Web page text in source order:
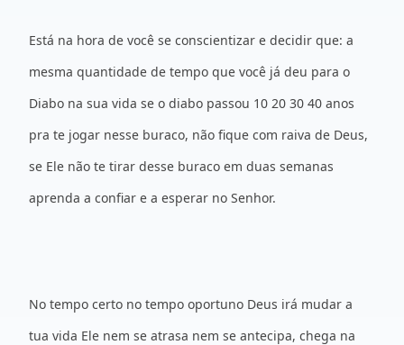
Está na hora de você se conscientizar e decidir que: a
mesma quantidade de tempo que você já deu para o
Diabo na sua vida se o diabo passou 10 20 30 40 anos
pra te jogar nesse buraco, não fique com raiva de Deus,
se Ele não te tirar desse buraco em duas semanas
aprenda a confiar e a esperar no Senhor.
No tempo certo no tempo oportuno Deus irá mudar a
tua vida Ele nem se atrasa nem se antecipa, chega na